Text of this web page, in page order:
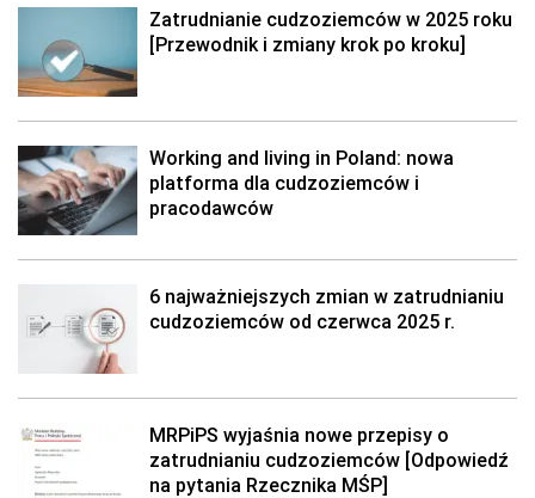
Zatrudnianie cudzoziemców w 2025 roku
[Przewodnik i zmiany krok po kroku]
Working and living in Poland: nowa
platforma dla cudzoziemców i
pracodawców
6 najważniejszych zmian w zatrudnianiu
cudzoziemców od czerwca 2025 r.
MRPiPS wyjaśnia nowe przepisy o
zatrudnianiu cudzoziemców [Odpowiedź
na pytania Rzecznika MŚP]